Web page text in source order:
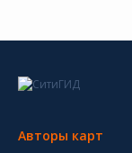
Авторы карт